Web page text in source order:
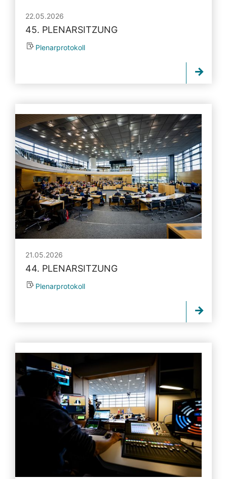
22.05.2026
45. PLENARSITZUNG
Plenarprotokoll
21.05.2026
44. PLENARSITZUNG
Plenarprotokoll